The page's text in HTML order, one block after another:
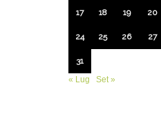
17 18 19 20
24 25 26 27
31
« Lug
Set »